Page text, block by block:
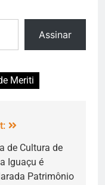
Assinar
Meriti
de Cultura de
Iguaçu é
Patrimônio